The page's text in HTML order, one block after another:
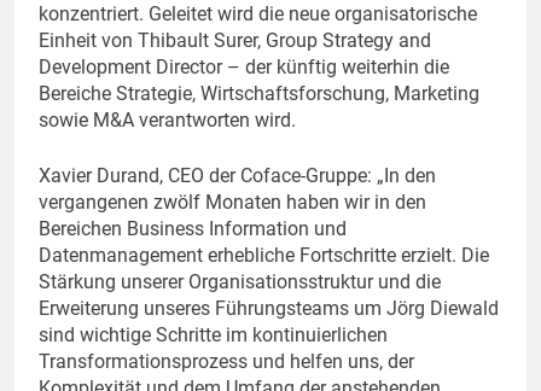
konzentriert. Geleitet wird die neue organisatorische
Einheit von Thibault Surer, Group Strategy and
Development Director – der künftig weiterhin die
Bereiche Strategie, Wirtschaftsforschung, Marketing
sowie M&A verantworten wird.
Xavier Durand, CEO der Coface-Gruppe: „In den
vergangenen zwölf Monaten haben wir in den
Bereichen Business Information und
Datenmanagement erhebliche Fortschritte erzielt. Die
Stärkung unserer Organisationsstruktur und die
Erweiterung unseres Führungsteams um Jörg Diewald
sind wichtige Schritte im kontinuierlichen
Transformationsprozess und helfen uns, der